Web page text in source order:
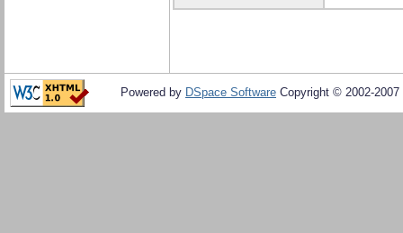
Powered by DSpace Software Copyright © 2002-2007